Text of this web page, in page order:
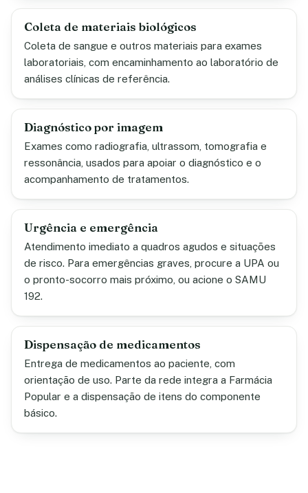
Coleta de materiais biológicos
Coleta de sangue e outros materiais para exames
laboratoriais, com encaminhamento ao laboratório de
análises clínicas de referência.
Diagnóstico por imagem
Exames como radiografia, ultrassom, tomografia e
ressonância, usados para apoiar o diagnóstico e o
acompanhamento de tratamentos.
Urgência e emergência
Atendimento imediato a quadros agudos e situações
de risco. Para emergências graves, procure a UPA ou
o pronto-socorro mais próximo, ou acione o SAMU
192.
Dispensação de medicamentos
Entrega de medicamentos ao paciente, com
orientação de uso. Parte da rede integra a Farmácia
Popular e a dispensação de itens do componente
básico.